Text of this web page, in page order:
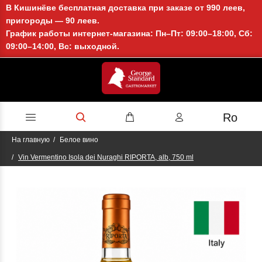
В Кишинёве бесплатная доставка при заказе от 990 леев,
пригороды — 90 леев.
График работы интернет-магазина: Пн–Пт: 09:00–18:00, Сб:
09:00–14:00, Вс: выходной.
Ro
На главную Белое вино
Vin Vermentino Isola dei Nuraghi RIPORTA, alb, 750 ml